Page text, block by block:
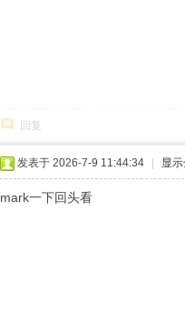
回复
发表于 2026-7-9 11:44:34 显
mark一下回头看